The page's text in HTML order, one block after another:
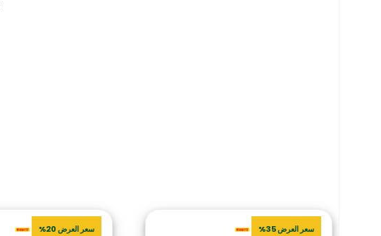
سعر العرض 35% سعر العرض 20%